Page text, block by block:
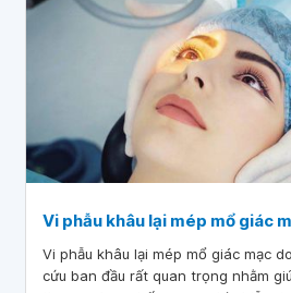
Vi phẫu khâu lại mép mổ giác
Vi phẫu khâu lại mép mổ giác mạc
cứu ban đầu rất quan trọng nhằm